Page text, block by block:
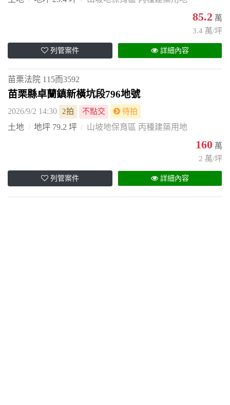
85.2 萬
3.4 萬/坪
列管案件 詳細內容
苗栗法院 115而3592
苗栗縣卓蘭鎮新橫坑段796地號
2026/9/2 14:30 2拍 不點交 待拍
土地 地坪 79.2 坪 山坡地保育區 丙種建築用地
160 萬
2 萬/坪
列管案件 詳細內容